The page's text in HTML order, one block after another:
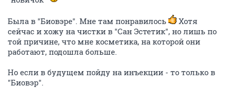
Была в "Биовэре". Мне там понравилось
Хотя
сейчас и хожу на чистки в "Сан Эстетик", но лишь по
той причине, что мне косметика, на которой они
работают, подошла больше.
Но если в будущем пойду на инъекции - то только в
"Биовэр".